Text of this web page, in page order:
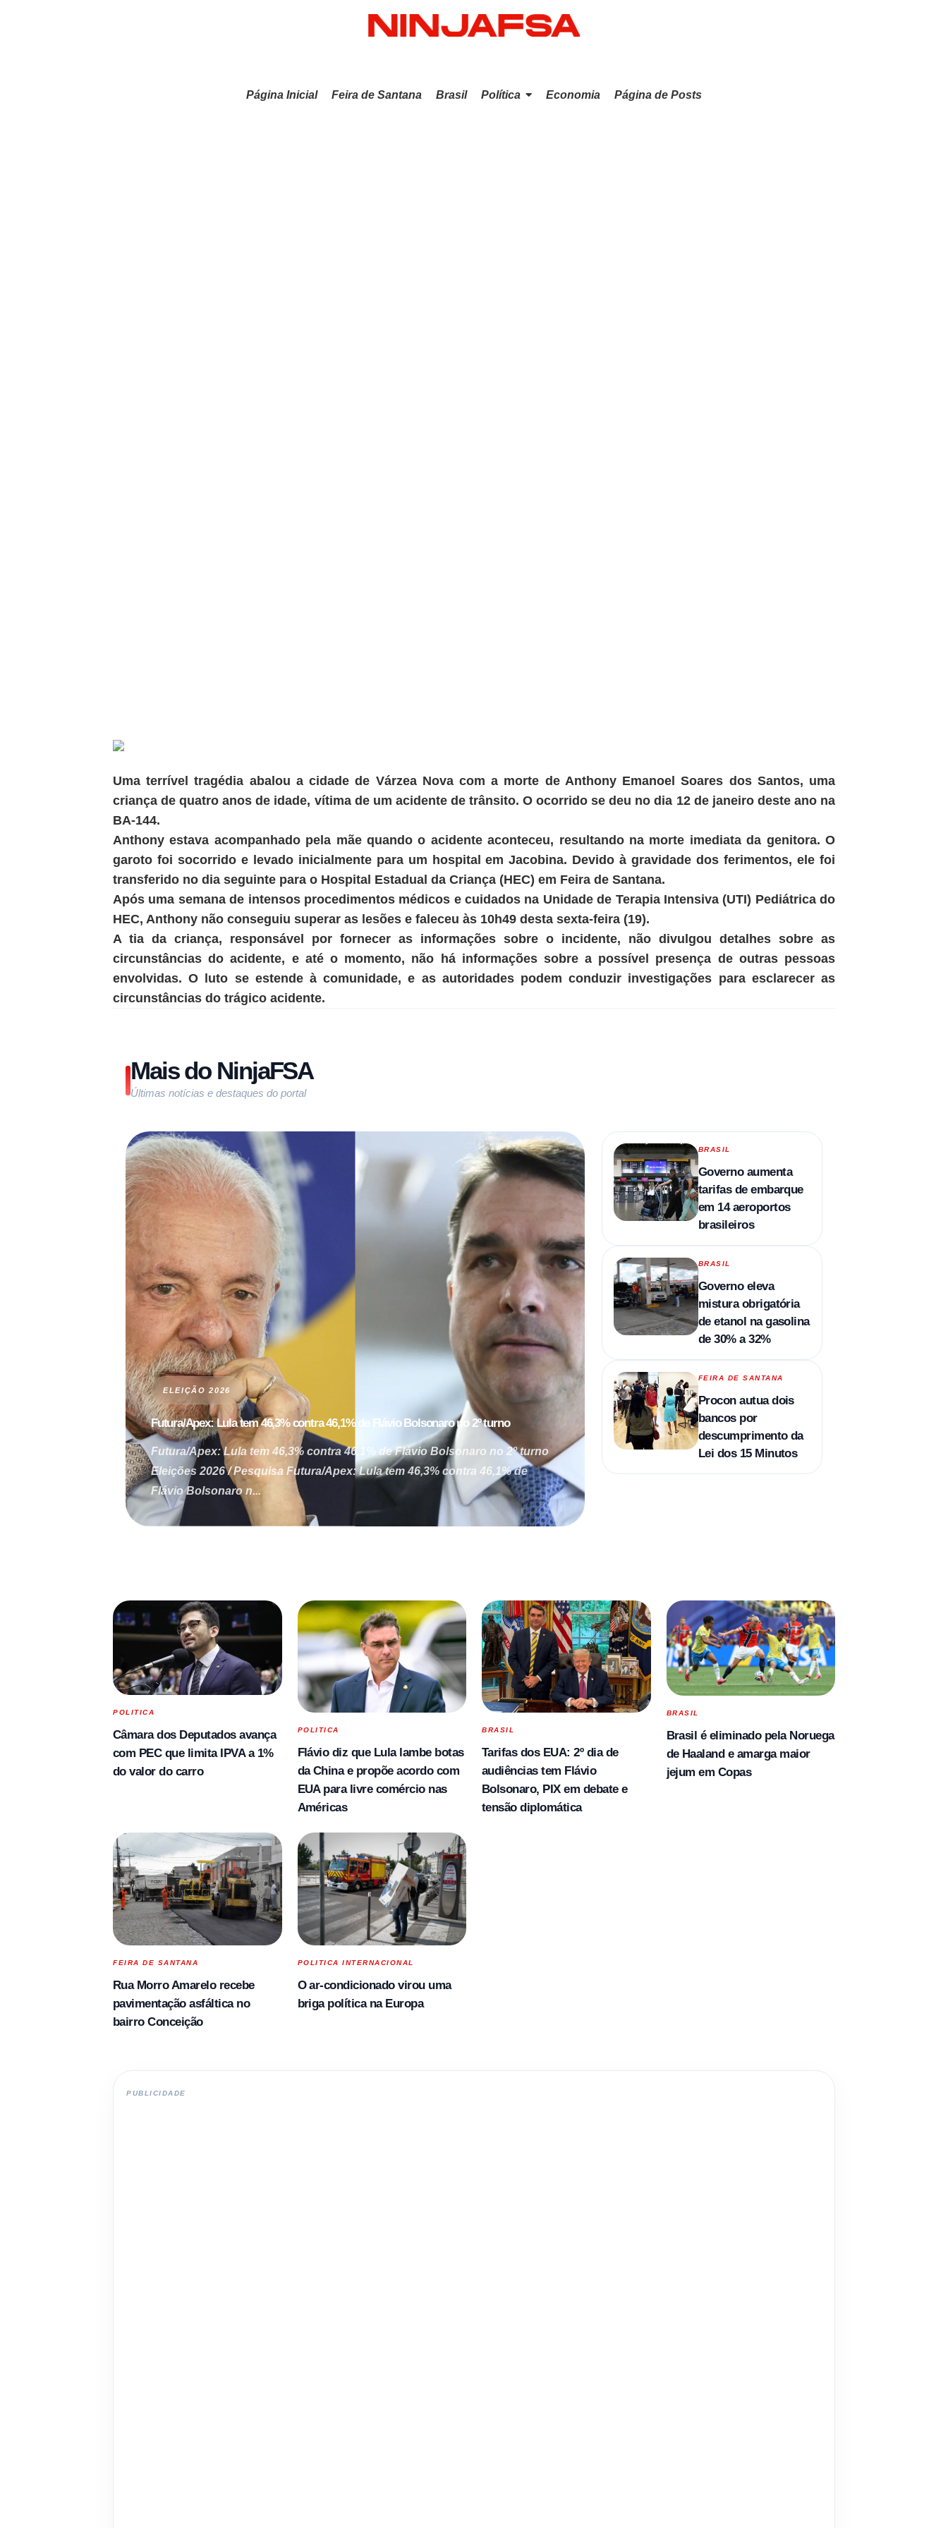
Página Inicial Feira de Santana Brasil Política Economia Página de Posts
Uma terrível tragédia abalou a cidade de Várzea Nova com a morte de Anthony Emanoel Soares dos Santos, uma
criança de quatro anos de idade, vítima de um acidente de trânsito. O ocorrido se deu no dia 12 de janeiro deste ano na
BA-144.
Anthony estava acompanhado pela mãe quando o acidente aconteceu, resultando na morte imediata da genitora. O
garoto foi socorrido e levado inicialmente para um hospital em Jacobina. Devido à gravidade dos ferimentos, ele foi
transferido no dia seguinte para o Hospital Estadual da Criança (HEC) em Feira de Santana.
Após uma semana de intensos procedimentos médicos e cuidados na Unidade de Terapia Intensiva (UTI) Pediátrica do
HEC, Anthony não conseguiu superar as lesões e faleceu às 10h49 desta sexta-feira (19).
A tia da criança, responsável por fornecer as informações sobre o incidente, não divulgou detalhes sobre as
circunstâncias do acidente, e até o momento, não há informações sobre a possível presença de outras pessoas
envolvidas. O luto se estende à comunidade, e as autoridades podem conduzir investigações para esclarecer as
circunstâncias do trágico acidente.
Mais do NinjaFSA
Últimas notícias e destaques do portal
ELEIÇÃO 2026
Futura/Apex: Lula tem 46,3% contra 46,1% de Flávio Bolsonaro no 2º turno
Futura/Apex: Lula tem 46,3% contra 46,1% de Flávio Bolsonaro no 2º turno
Eleições 2026 / Pesquisa Futura/Apex: Lula tem 46,3% contra 46,1% de
Flávio Bolsonaro n...
BRASIL
Governo aumenta
tarifas de embarque
em 14 aeroportos
brasileiros
BRASIL
Governo eleva
mistura obrigatória
de etanol na gasolina
de 30% a 32%
FEIRA DE SANTANA
Procon autua dois
bancos por
descumprimento da
Lei dos 15 Minutos
POLITICA
Câmara dos Deputados avança
com PEC que limita IPVA a 1%
do valor do carro
POLITICA
Flávio diz que Lula lambe botas
da China e propõe acordo com
EUA para livre comércio nas
Américas
BRASIL
Tarifas dos EUA: 2º dia de
audiências tem Flávio
Bolsonaro, PIX em debate e
tensão diplomática
BRASIL
Brasil é eliminado pela Noruega
de Haaland e amarga maior
jejum em Copas
FEIRA DE SANTANA
Rua Morro Amarelo recebe
pavimentação asfáltica no
bairro Conceição
POLITICA INTERNACIONAL
O ar-condicionado virou uma
briga política na Europa
PUBLICIDADE